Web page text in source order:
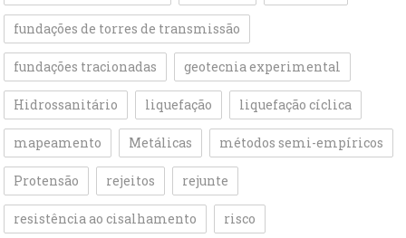
fundações de torres de transmissão
fundações tracionadas geotecnia experimental
Hidrossanitário liquefação liquefação cíclica
mapeamento Metálicas métodos semi-empíricos
Protensão rejeitos rejunte
resistência ao cisalhamento risco